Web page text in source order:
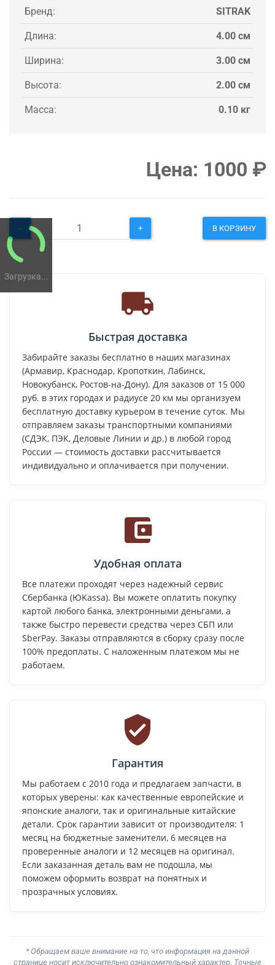
Загрузка...
Бренд: SITRAK
Длина: 4.00 см
Ширина: 3.00 см
Высота: 2.00 см
Масса: 0.10 кг
Цена: 1000 ₽
- + В КОРЗИНУ
Быстрая доставка
Забирайте заказы бесплатно в наших магазинах
(Армавир, Краснодар, Кропоткин, Лабинск,
Новокубанск, Ростов-на-Дону). Для заказов от 15 000
руб. в этих городах и радиусе 20 км мы организуем
бесплатную доставку курьером в течение суток. Мы
отправляем заказы транспортными компаниями
(СДЭК, ПЭК, Деловые Линии и др.) в любой город
России — стоимость доставки рассчитывается
индивидуально и оплачивается при получении.
Удобная оплата
Все платежи проходят через надежный сервис
Сбербанка (ЮKassa). Вы можете оплатить покупку
картой любого банка, электронными деньгами, а
также быстро перевести средства через СБП или
SberPay. Заказы отправляются в сборку сразу после
100% предоплаты. С наложенным платежом мы не
работаем.
Гарантия
Мы работаем с 2010 года и предлагаем запчасти, в
которых уверены: как качественные европейские и
японские аналоги, так и оригинальные китайские
детали. Срок гарантии зависит от производителя: 1
месяц на бюджетные заменители, 6 месяцев на
проверенные аналоги и 12 месяцев на оригинал.
Если заказанная деталь вам не подошла, мы
поможем оформить возврат на понятных и
прозрачных условиях.
* Обращаем ваше внимание на то, что информация на данной
странице носит исключительно ознакомительный характер. Точные